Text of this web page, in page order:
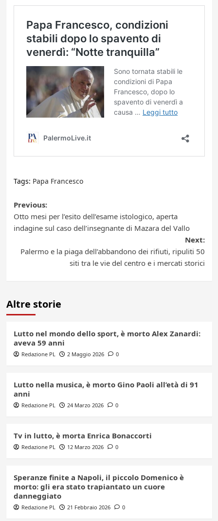
Tags: Papa Francesco
Post
navigation
Previous:
Otto mesi per l’esito dell’esame istologico, aperta
indagine sul caso dell’insegnante di Mazara del Vallo
Next:
Palermo e la piaga dell’abbandono dei rifiuti, ripuliti 50
siti tra le vie del centro e i mercati storici
Altre storie
Lutto nel mondo dello sport, è morto Alex Zanardi:
aveva 59 anni
Redazione PL 2 Maggio 2026 0
Lutto nella musica, è morto Gino Paoli all’età di 91
anni
Redazione PL 24 Marzo 2026 0
Tv in lutto, è morta Enrica Bonaccorti
Redazione PL 12 Marzo 2026 0
Speranze finite a Napoli, il piccolo Domenico è
morto: gli era stato trapiantato un cuore
danneggiato
Redazione PL 21 Febbraio 2026 0